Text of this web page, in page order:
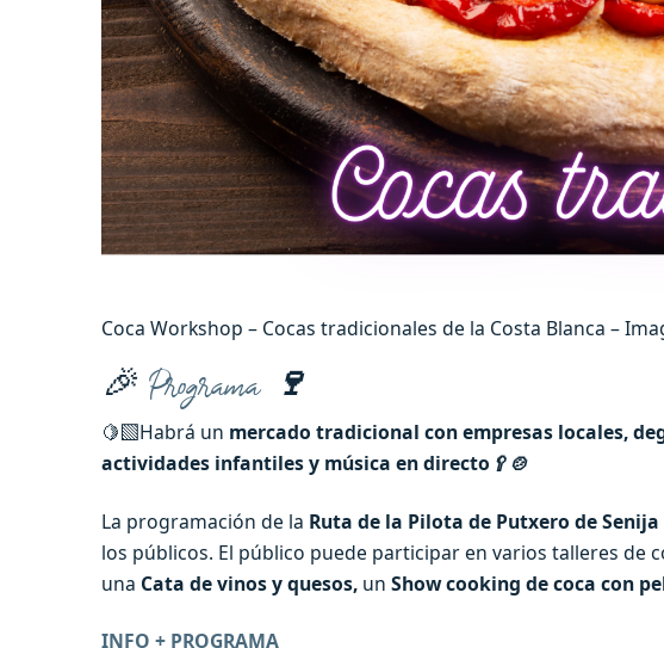
Coca Workshop – Cocas tradicionales de la Costa Blanca –
🎉 Programa 🍷
🍋‍🟩Habrá un mercado tradicional con empresas locales,
actividades infantiles y música en directo 🥄🍲
La programación de la Ruta de la Pilota de Putxero de Senija
los públicos. El público puede participar en varios talleres de
una Cata de vinos y quesos, un Show cooking de coca con
INFO + PROGRAMA